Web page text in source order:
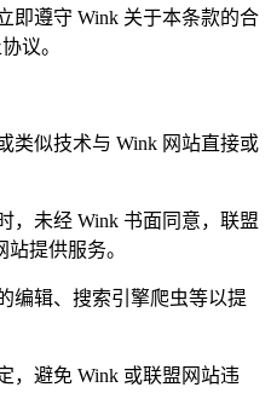
即遵守 Wink 关于本条款的合
议。
类似技术与 Wink 网站直接或
，未经 Wink 书面同意，联盟
提供服务。
编辑、搜索引擎爬虫等以提
，避免 Wink 或联盟网站违